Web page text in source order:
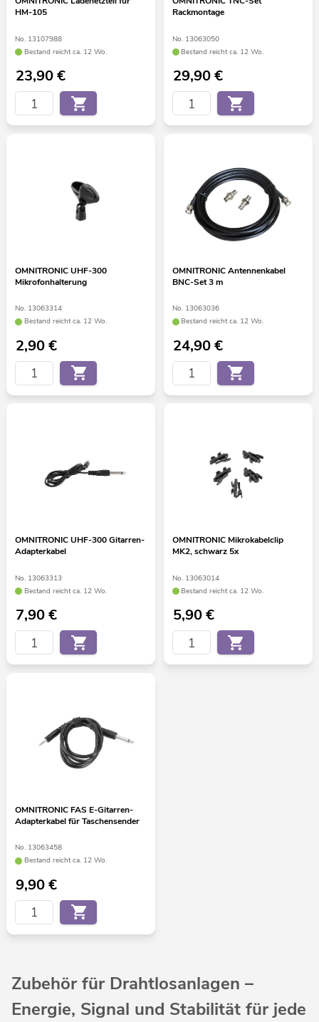
HM-105
No. 13107988
Bestand reicht ca. 12 Wo.
23,90€
Rackmontage
No. 13063050
Bestand reicht ca. 12 Wo.
29,90€
OMNITRONIC UHF-300
Mikrofonhalterung
No. 13063314
Bestand reicht ca. 12 Wo.
2,90€
OMNITRONIC Antennenkabel
BNC-Set 3 m
No. 13063036
Bestand reicht ca. 12 Wo.
24,90€
OMNITRONIC UHF-300 Gitarren-
Adapterkabel
No. 13063313
Bestand reicht ca. 12 Wo.
7,90€
OMNITRONIC Mikrokabelclip
MK2, schwarz 5x
No. 13063014
Bestand reicht ca. 12 Wo.
5,90€
OMNITRONIC FAS E-Gitarren-
Adapterkabel für Taschensender
No. 13063458
Bestand reicht ca. 12 Wo.
9,90€
Zubehör für Drahtlosanlagen –
Energie, Signal und Stabilität für jede